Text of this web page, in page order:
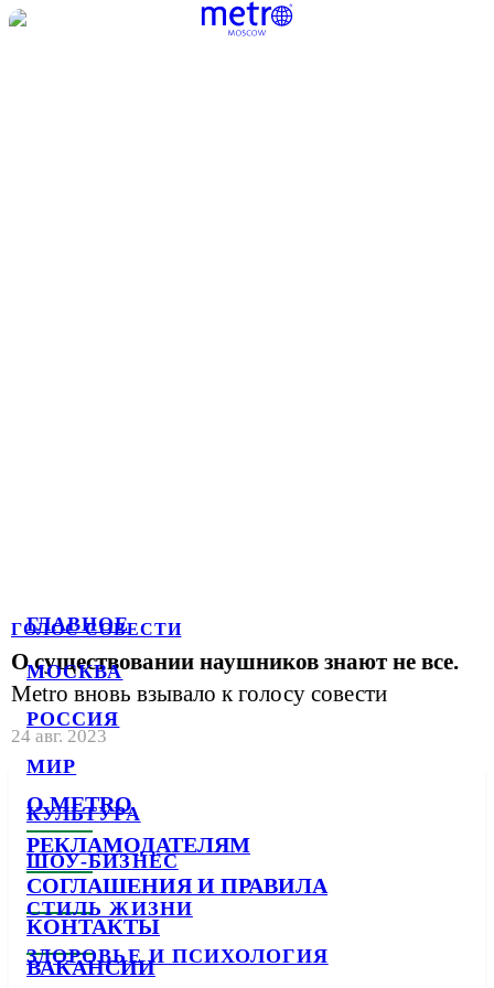
ГЛАВНОЕ
МОСКВА
РОССИЯ
МИР
КУЛЬТУРА
ШОУ-БИЗНЕС
СТИЛЬ ЖИЗНИ
ЗДОРОВЬЕ И ПСИХОЛОГИЯ
ГОЛОС СОВЕСТИ
О существовании наушников знают не все.
Metro вновь взывало к голосу совести
24 авг. 2023
О METRO
РЕКЛАМОДАТЕЛЯМ
СОГЛАШЕНИЯ И ПРАВИЛА
КОНТАКТЫ
ВАКАНСИИ